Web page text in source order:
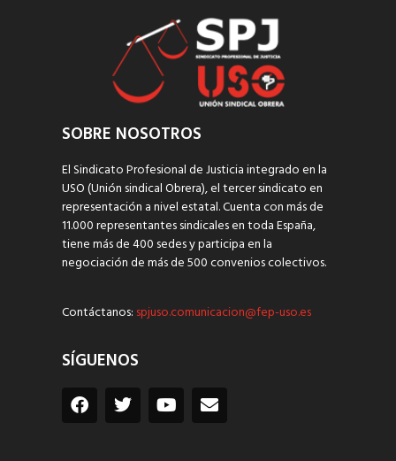
SOBRE NOSOTROS
El Sindicato Profesional de Justicia integrado en la
USO (Unión sindical Obrera), el tercer sindicato en
representación a nivel estatal. Cuenta con más de
11.000 representantes sindicales en toda España,
tiene más de 400 sedes y participa en la
negociación de más de 500 convenios colectivos.
Contáctanos: spjuso.comunicacion@fep-uso.es
SÍGUENOS